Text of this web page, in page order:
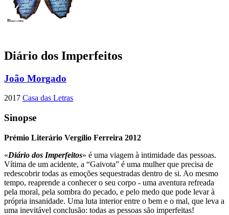
Diário dos Imperfeitos
João Morgado
2017 Casa das Letras
Sinopse
Prémio Literário Vergílio Ferreira 2012
«Diário dos Imperfeitos» é uma viagem à intimidade das pessoas.
Vítima de um acidente, a “Gaivota” é uma mulher que precisa de
redescobrir todas as emoções sequestradas dentro de si. Ao mesmo
tempo, reaprende a conhecer o seu corpo - uma aventura refreada
pela moral, pela sombra do pecado, e pelo medo que pode levar à
própria insanidade. Uma luta interior entre o bem e o mal, que leva a
uma inevitável conclusão: todas as pessoas são imperfeitas!